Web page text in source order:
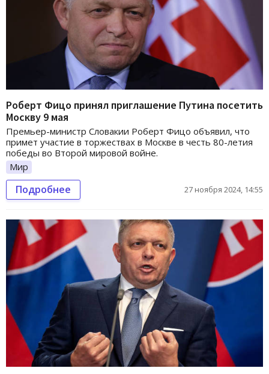
Роберт Фицо принял приглашение Путина посетить
Москву 9 мая
Премьер-министр Словакии Роберт Фицо объявил, что
примет участие в торжествах в Москве в честь 80-летия
победы во Второй мировой войне.
Мир
Подробнее 27 ноября 2024, 14:55